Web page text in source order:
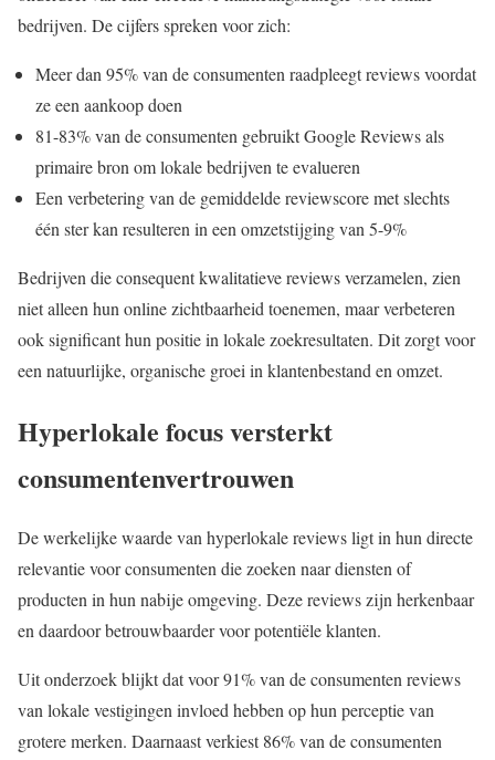
bedrijven. De cijfers spreken voor zich:
Meer dan 95% van de consumenten raadpleegt reviews voordat
ze een aankoop doen
81-83% van de consumenten gebruikt Google Reviews als
primaire bron om lokale bedrijven te evalueren
Een verbetering van de gemiddelde reviewscore met slechts
één ster kan resulteren in een omzetstijging van 5-9%
Bedrijven die consequent kwalitatieve reviews verzamelen, zien
niet alleen hun online zichtbaarheid toenemen, maar verbeteren
ook significant hun positie in lokale zoekresultaten. Dit zorgt voor
een natuurlijke, organische groei in klantenbestand en omzet.
Hyperlokale focus versterkt
consumentenvertrouwen
De werkelijke waarde van hyperlokale reviews ligt in hun directe
relevantie voor consumenten die zoeken naar diensten of
producten in hun nabije omgeving. Deze reviews zijn herkenbaar
en daardoor betrouwbaarder voor potentiële klanten.
Uit onderzoek blijkt dat voor 91% van de consumenten reviews
van lokale vestigingen invloed hebben op hun perceptie van
grotere merken. Daarnaast verkiest 86% van de consumenten